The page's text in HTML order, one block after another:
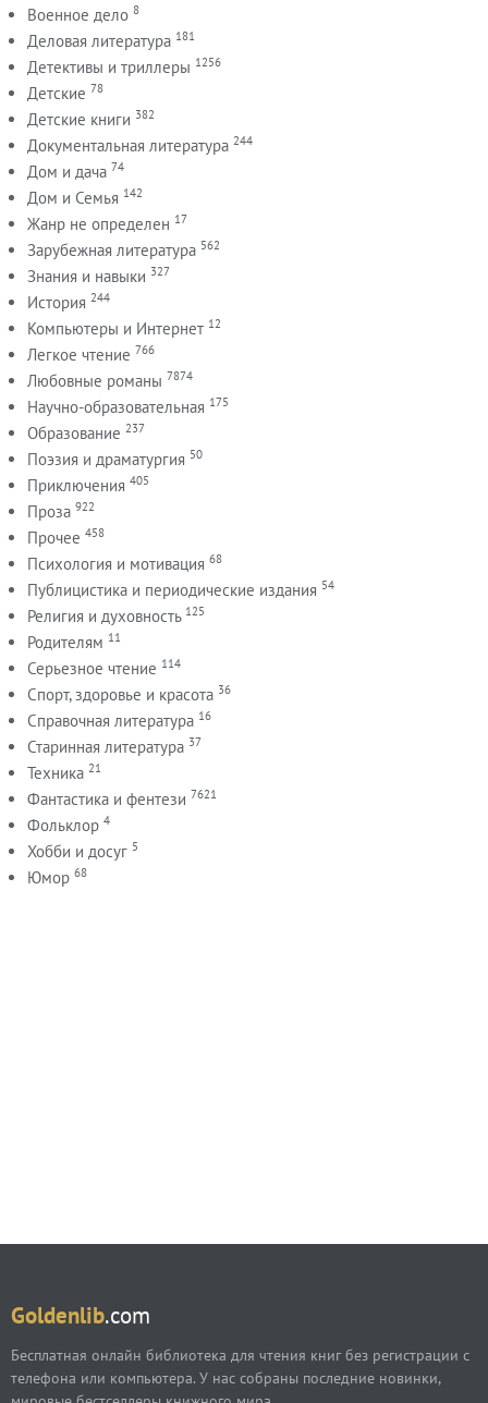
Военное дело 8
Деловая литература 181
Детективы и триллеры 1256
Детские 78
Детские книги 382
Документальная литература 244
Дом и дача 74
Дом и Семья 142
Жанр не определен 17
Зарубежная литература 562
Знания и навыки 327
История 244
Компьютеры и Интернет 12
Легкое чтение 766
Любовные романы 7874
Научно-образовательная 175
Образование 237
Поэзия и драматургия 50
Приключения 405
Проза 922
Прочее 458
Психология и мотивация 68
Публицистика и периодические издания 54
Религия и духовность 125
Родителям 11
Серьезное чтение 114
Спорт, здоровье и красота 36
Справочная литература 16
Старинная литература 37
Техника 21
Фантастика и фентези 7621
Фольклор 4
Хобби и досуг 5
Юмор 68
Goldenlib.com
Бесплатная онлайн библиотека для чтения книг без регистрации с
телефона или компьютера. У нас собраны последние новинки,